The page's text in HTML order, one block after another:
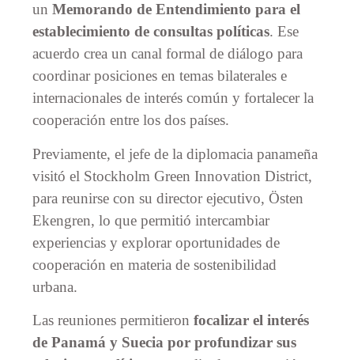
un Memorando de Entendimiento para el
establecimiento de consultas políticas. Ese
acuerdo crea un canal formal de diálogo para
coordinar posiciones en temas bilaterales e
internacionales de interés común y fortalecer la
cooperación entre los dos países.
Previamente, el jefe de la diplomacia panameña
visitó el Stockholm Green Innovation District,
para reunirse con su director ejecutivo, Östen
Ekengren, lo que permitió intercambiar
experiencias y explorar oportunidades de
cooperación en materia de sostenibilidad
urbana.
Las reuniones permitieron focalizar el interés
de Panamá y Suecia por profundizar sus